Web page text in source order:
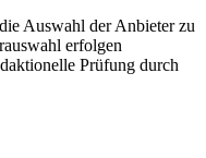
Auswahl der Anbieter zu
erfolgen
Prüfung durch